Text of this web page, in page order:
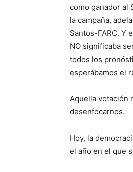
como ganador al
la campaña,
Santos-FARC. Y
NO significaba
todos los
esperábamos el
Aquella votación
desenfocarnos.
Hoy, la
el año en el que